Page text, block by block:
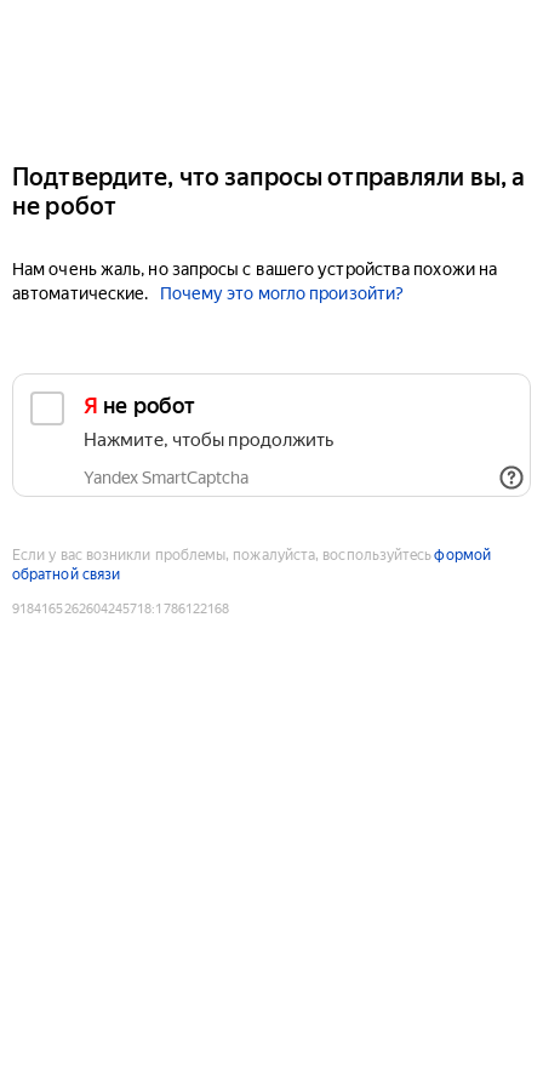
Подтвердите, что запросы отправляли вы, а
не робот
Нам очень жаль, но запросы с вашего устройства похожи на
автоматические.
Почему это могло произойти?
Я не робот
Нажмите, чтобы продолжить
Yandex SmartCaptcha
Если у вас возникли проблемы, пожалуйста, воспользуйтесьформой
обратной связи
9184165262604245718:1786122168